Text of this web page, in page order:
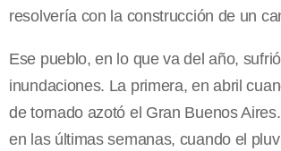
resolvería con la construcción de un
Ese pueblo, en lo que va del año,
inundaciones. La primera, en abril
de tornado azotó el Gran Buenos
en las últimas semanas, cuando el